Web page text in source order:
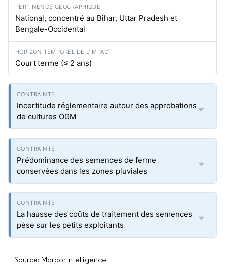
National, concentré au Bihar, Uttar Pradesh et
Bengale-Occidental
Court terme (≤ 2 ans)
Incertitude réglementaire autour des approbations
de cultures OGM
Prédominance des semences de ferme
conservées dans les zones pluviales
La hausse des coûts de traitement des semences
pèse sur les petits exploitants
Source: Mordor Intelligence